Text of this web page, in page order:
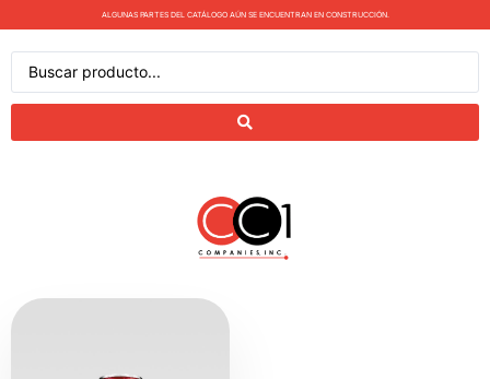
ALGUNAS PARTES DEL CATÁLOGO AÚN SE ENCUENTRAN EN CONSTRUCCIÓN.